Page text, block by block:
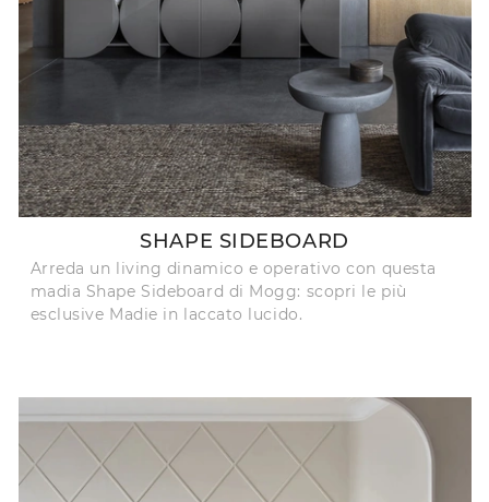
SHAPE SIDEBOARD
Arreda un living dinamico e operativo con questa
madia Shape Sideboard di Mogg: scopri le più
esclusive Madie in laccato lucido.